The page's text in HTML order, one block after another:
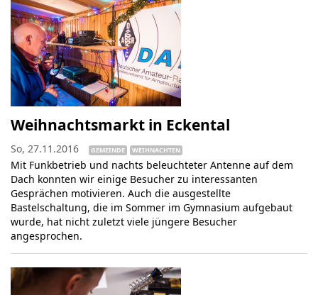
Weihnachtsmarkt in Eckental
So, 27.11.2016 GEMEINDE WEIHNACHTEN
Mit Funkbetrieb und nachts beleuchteter Antenne auf dem
Dach konnten wir einige Besucher zu interessanten
Gesprächen motivieren. Auch die ausgestellte
Bastelschaltung, die im Sommer im Gymnasium aufgebaut
wurde, hat nicht zuletzt viele jüngere Besucher
angesprochen.